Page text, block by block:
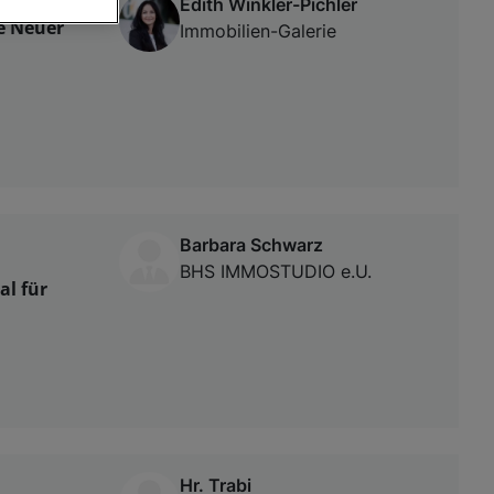
Neuer
Immobilien-Galerie
für
Barbara Schwarz
BHS IMMOSTUDIO e.U.
Hr. Trabi
der